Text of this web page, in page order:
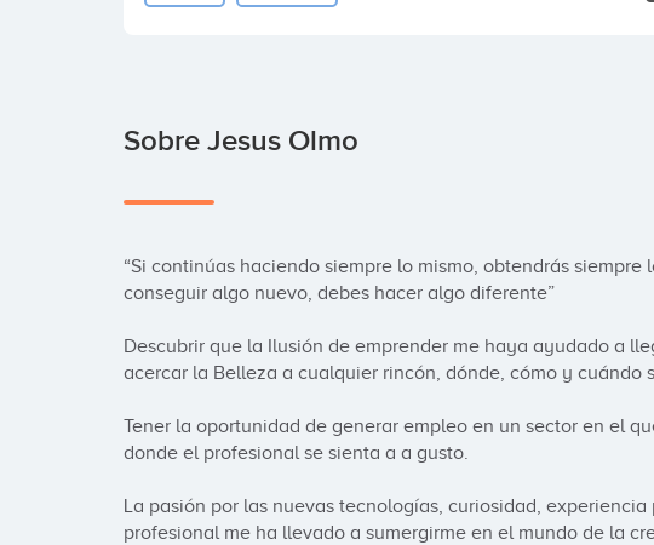
Sobre Jesus Olmo
“Si continúas haciendo siempre lo mismo, obtendrás siempre
conseguir algo nuevo, debes hacer algo diferente”
Descubrir que la Ilusión de emprender me haya ayudado a
acercar la Belleza a cualquier rincón, dónde, cómo y cuándo
Tener la oportunidad de generar empleo en un sector en el
donde el profesional se sienta a a gusto.
La pasión por las nuevas tecnologías, curiosidad,
profesional me ha llevado a sumergirme en el mundo de la